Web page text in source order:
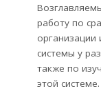
работу по
организации
системы у
также по
этой